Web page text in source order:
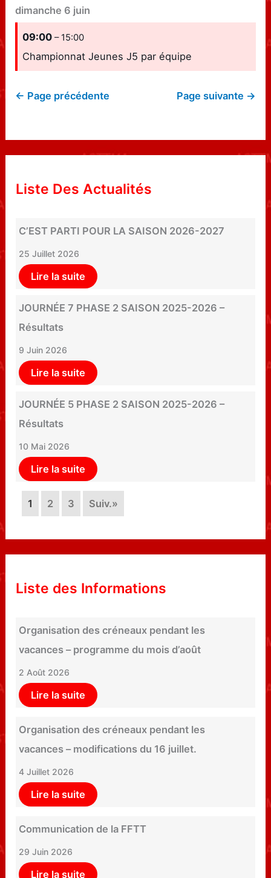
dimanche 6 juin
09:00– 15:00
Championnat Jeunes J5 par équipe
← Page précédente Page suivante →
Liste Des Actualités
C’EST PARTI POUR LA SAISON 2026-2027
25 Juillet 2026
Lire la suite
JOURNÉE 7 PHASE 2 SAISON 2025-2026 –
Résultats
9 Juin 2026
Lire la suite
JOURNÉE 5 PHASE 2 SAISON 2025-2026 –
Résultats
10 Mai 2026
Lire la suite
1 2 3 Suiv.»
Liste des Informations
Organisation des créneaux pendant les
vacances – programme du mois d’août
2 Août 2026
Lire la suite
Organisation des créneaux pendant les
vacances – modifications du 16 juillet.
4 Juillet 2026
Lire la suite
Communication de la FFTT
29 Juin 2026
Lire la suite